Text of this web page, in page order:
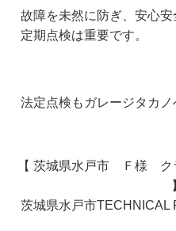
故障を未然に防ぎ、安心安
定期点検は重要です。
法定点検もガレージタカノ
【 茨城県水戸市 Ｆ様
茨城県水戸市TECHNICAL